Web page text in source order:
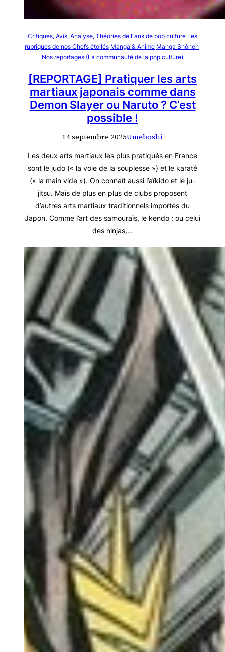
Critiques, Avis, Analyse, Théories de Fans de pop culture Les
rubriques de nos Chefs étoilés Manga & Anime Manga Shônen
Nos reportages (La communauté de la pop culture)
[REPORTAGE] Pratiquer les arts
martiaux japonais comme dans
Demon Slayer ou Naruto ? C’est
possible !
14 septembre 2025Umeboshi
Les deux arts martiaux les plus pratiqués en France
sont le judo (« la voie de la souplesse ») et le karaté
(« la main vide »). On connaît aussi l’aïkido et le ju-
jitsu. Mais de plus en plus de clubs proposent
d’autres arts martiaux traditionnels importés du
Japon. Comme l’art des samouraïs, le kendo ; ou celui
des ninjas,…